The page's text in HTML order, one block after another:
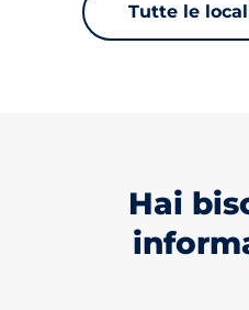
Tutte le
Hai